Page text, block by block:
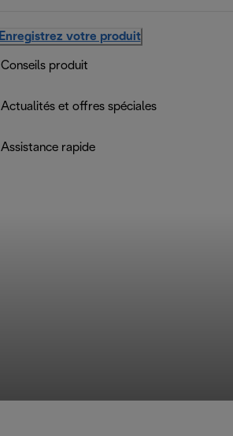
Enregistrez votre produit
Conseils produit
Actualités et offres spéciales
Assistance rapide